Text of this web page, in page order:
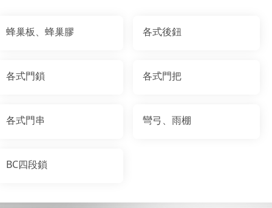
蜂巢板、蜂巢膠 各式後鈕
各式門鎖 各式門把
各式門串 彎弓、雨棚
BC四段鎖